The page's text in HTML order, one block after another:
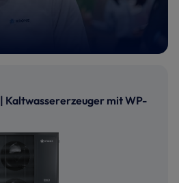
Kaltwassererzeuger mit WP-